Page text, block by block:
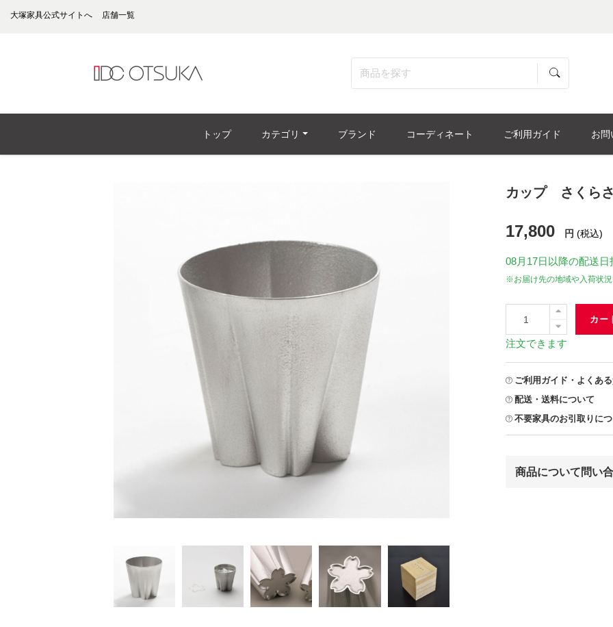
大塚家具公式サイトへ 店舗一覧
トップ カテゴリ ブランド コーディネート ご利用ガイド お問
カップ さくら
17,800 円 (税込)
08月17日 以降の配送
※お届け先の地域や入荷状
カー
注文できます
ご利用ガイド・よくあ
配送・送料について
不要家具のお引取りに
商品について問い